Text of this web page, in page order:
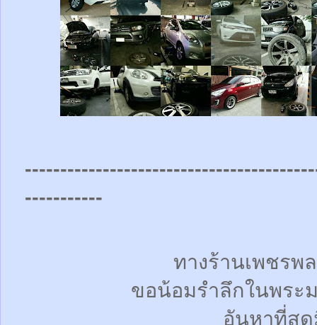
-----------
ทางร้านเพชรพ
ขอน้อมรำลึกในพร
อันหาที่สุ